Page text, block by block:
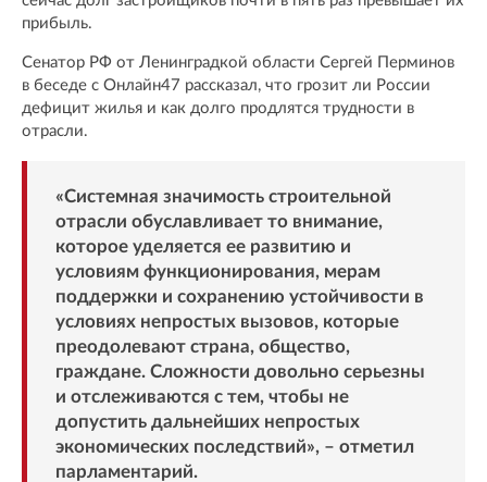
прибыль.
Сенатор РФ от Ленинградкой области Сергей Перминов
в беседе с Онлайн47 рассказал, что грозит ли России
дефицит жилья и как долго продлятся трудности в
отрасли.
«Системная значимость строительной
отрасли обуславливает то внимание,
которое уделяется ее развитию и
условиям функционирования, мерам
поддержки и сохранению устойчивости в
условиях непростых вызовов, которые
преодолевают страна, общество,
граждане. Сложности довольно серьезны
и отслеживаются с тем, чтобы не
допустить дальнейших непростых
экономических последствий», – отметил
парламентарий.